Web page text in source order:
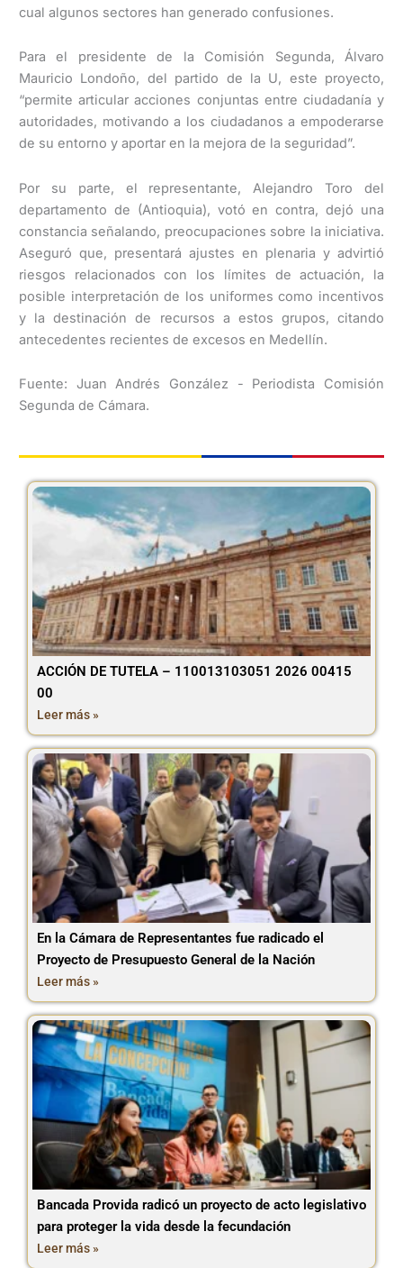
cual algunos sectores han generado confusiones.
Para el presidente de la Comisión Segunda, Álvaro
Mauricio Londoño, del partido de la U, este proyecto,
“permite articular acciones conjuntas entre ciudadanía y
autoridades, motivando a los ciudadanos a empoderarse
de su entorno y aportar en la mejora de la seguridad”.
Por su parte, el representante, Alejandro Toro del
departamento de (Antioquia), votó en contra, dejó una
constancia señalando, preocupaciones sobre la iniciativa.
Aseguró que, presentará ajustes en plenaria y advirtió
riesgos relacionados con los límites de actuación, la
posible interpretación de los uniformes como incentivos
y la destinación de recursos a estos grupos, citando
antecedentes recientes de excesos en Medellín.
Fuente: Juan Andrés González - Periodista Comisión
Segunda de Cámara.
ACCIÓN DE TUTELA – 110013103051 2026 00415
00
Leer más »
En la Cámara de Representantes fue radicado el
Proyecto de Presupuesto General de la Nación
Leer más »
Bancada Provida radicó un proyecto de acto legislativo
para proteger la vida desde la fecundación
Leer más »